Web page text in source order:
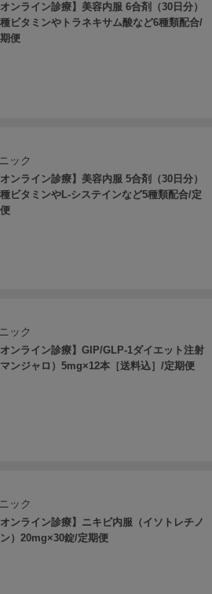
オンライン診療】美容内服 6合剤（30日分）
ビタミンやトラネキサム酸など6種類配合/
便
ック
オンライン診療】美容内服 5合剤（30日分）
ビタミンやL-システインなど5種類配合/定
ック
オンライン診療】GIP/GLP-1ダイエット注射
マンジャロ）5mg×12本［送料込］/定期便
ック
オンライン診療】ニキビ内服（イソトレチノ
）20mg×30錠/定期便